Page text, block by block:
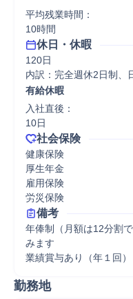
平均残業時間：
10時間
休日・休暇
120日
内訳：完全週休2日制、
有給休暇
入社直後：
10日
社会保険
健康保険
厚生年金
雇用保険
労災保険
備考
年俸制（月額は12分割
みます
業績賞与あり（年１回）
勤務地